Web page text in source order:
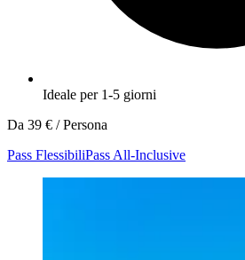
Ideale per 1-5 giorni
Da 39 € / Persona
Pass FlessibiliPass All-Inclusive